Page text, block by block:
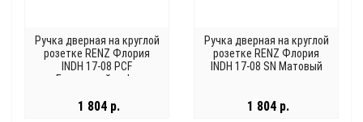
Ручка дверная на круглой
розетке RENZ Флория
INDH 17-08 PCF
Блестящий кофе
1 804 р.
Ручка дверная на круглой
розетке RENZ Флория
INDH 17-08 SN Матовый
1 804 р.